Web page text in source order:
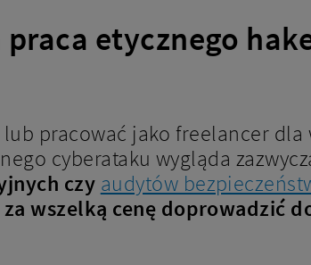
etycznego
pracować jako freelancer dla
cyberataku wygląda
czy audytów
wszelką cenę doprowadzić